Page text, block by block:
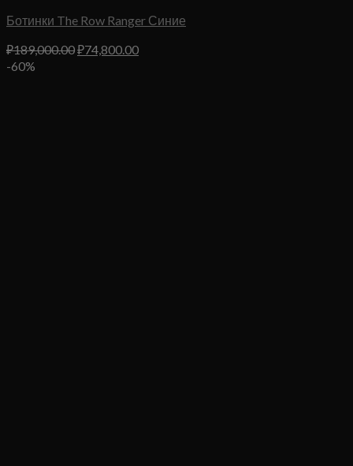
Ботинки The Row Ranger Синие
₽189,000.00Первоначальная
₽74,800.00Текущая
-60%